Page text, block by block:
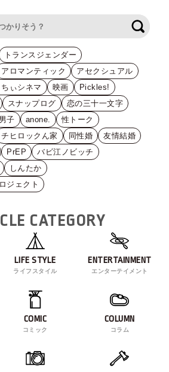
トランスジェンダー
アロマンティック
アセクシュアル
ぃシネマ 映画
Pickles!
スナップログ
恋の三十一文字
子
anone.
性トーク
チヒロックん家 同性婚
友情結婚
PrEP
バビ江ノビッチ
しんたか
ジェクト
CATEGORY
LIFE STYLE
ライフスタイル
ENTERTAINMENT
エンターテイメント
COMIC
コミック
COLUMN
コラム